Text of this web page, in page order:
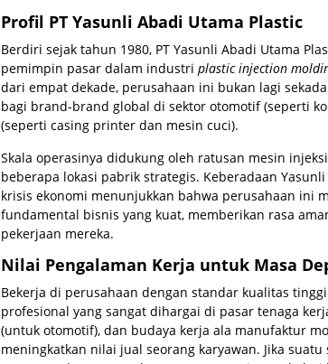
Profil PT Yasunli Abadi Utama Plastic
Berdiri sejak tahun 1980, PT Yasunli Abadi Utama
pemimpin pasar dalam industri plastic injection
dari empat dekade, perusahaan ini bukan lagi
bagi brand-brand global di sektor otomotif (seperti
(seperti casing printer dan mesin cuci).
Skala operasinya didukung oleh ratusan mesin
beberapa lokasi pabrik strategis. Keberadaan
krisis ekonomi menunjukkan bahwa perusahaan ini
fundamental bisnis yang kuat, memberikan rasa
pekerjaan mereka.
Nilai Pengalaman Kerja untuk Masa
Bekerja di perusahaan dengan standar kualitas
profesional yang sangat dihargai di pasar tenaga
(untuk otomotif), dan budaya kerja ala manufaktur
meningkatkan nilai jual seorang karyawan. Jika